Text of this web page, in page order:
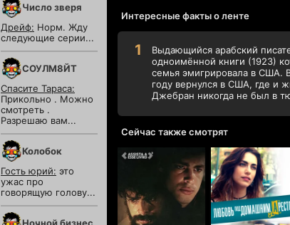
Интересные факты о ленте
Выдающийся арабский
одноимённой книги (1923)
семья эмигрировала в США.
году вернулся в США, где и
Джебран никогда не был в
Сейчас также смотрят
Число зверя
Дрейф: Норм. Жду
следующие серии...
СОУЛМ8ЙТ
Спасите Тараса:
Прикольно . Можно
смотреть .
Разрешаю вам...
Колобок
Гость юрий: это
ужас про
говорящую голову...